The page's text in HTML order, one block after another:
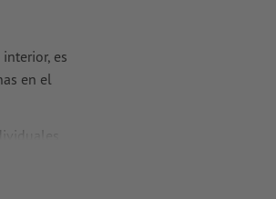
es
en el
dobles,